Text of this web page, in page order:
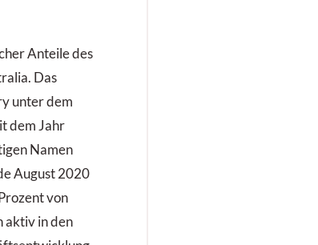
Anteile des
Das
unter dem
dem Jahr
Namen
August 2020
von
aktiv in den